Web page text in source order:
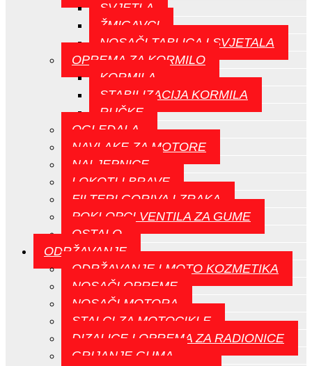
SVJETLA
ŽMIGAVCI
NOSAČI TABLICA I SVJETALA
OPREMA ZA KORMILO
KORMILA
STABILIZACIJA KORMILA
RUČKE
OGLEDALA
NAVLAKE ZA MOTORE
NALJEPNICE
LOKOTI I BRAVE
FILTERI GORIVA I ZRAKA
POKLOPCI VENTILA ZA GUME
OSTALO
ODRŽAVANJE
ODRŽAVANJE I MOTO KOZMETIKA
NOSAČI OPREME
NOSAČI MOTORA
STALCI ZA MOTOCIKLE
DIZALICE I OPREMA ZA RADIONICE
GRIJANJE GUMA